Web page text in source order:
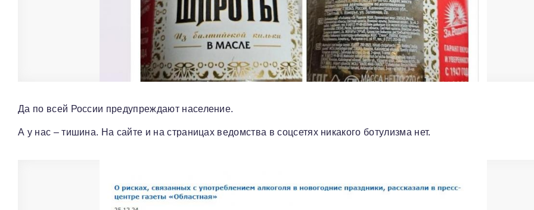
Да по всей России предупреждают население.
А у нас – тишина. На сайте и на страницах ведомства в соцсетях никакого ботулизма нет.